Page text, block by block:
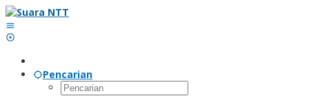
Lewati
ke
konten
Pencarian